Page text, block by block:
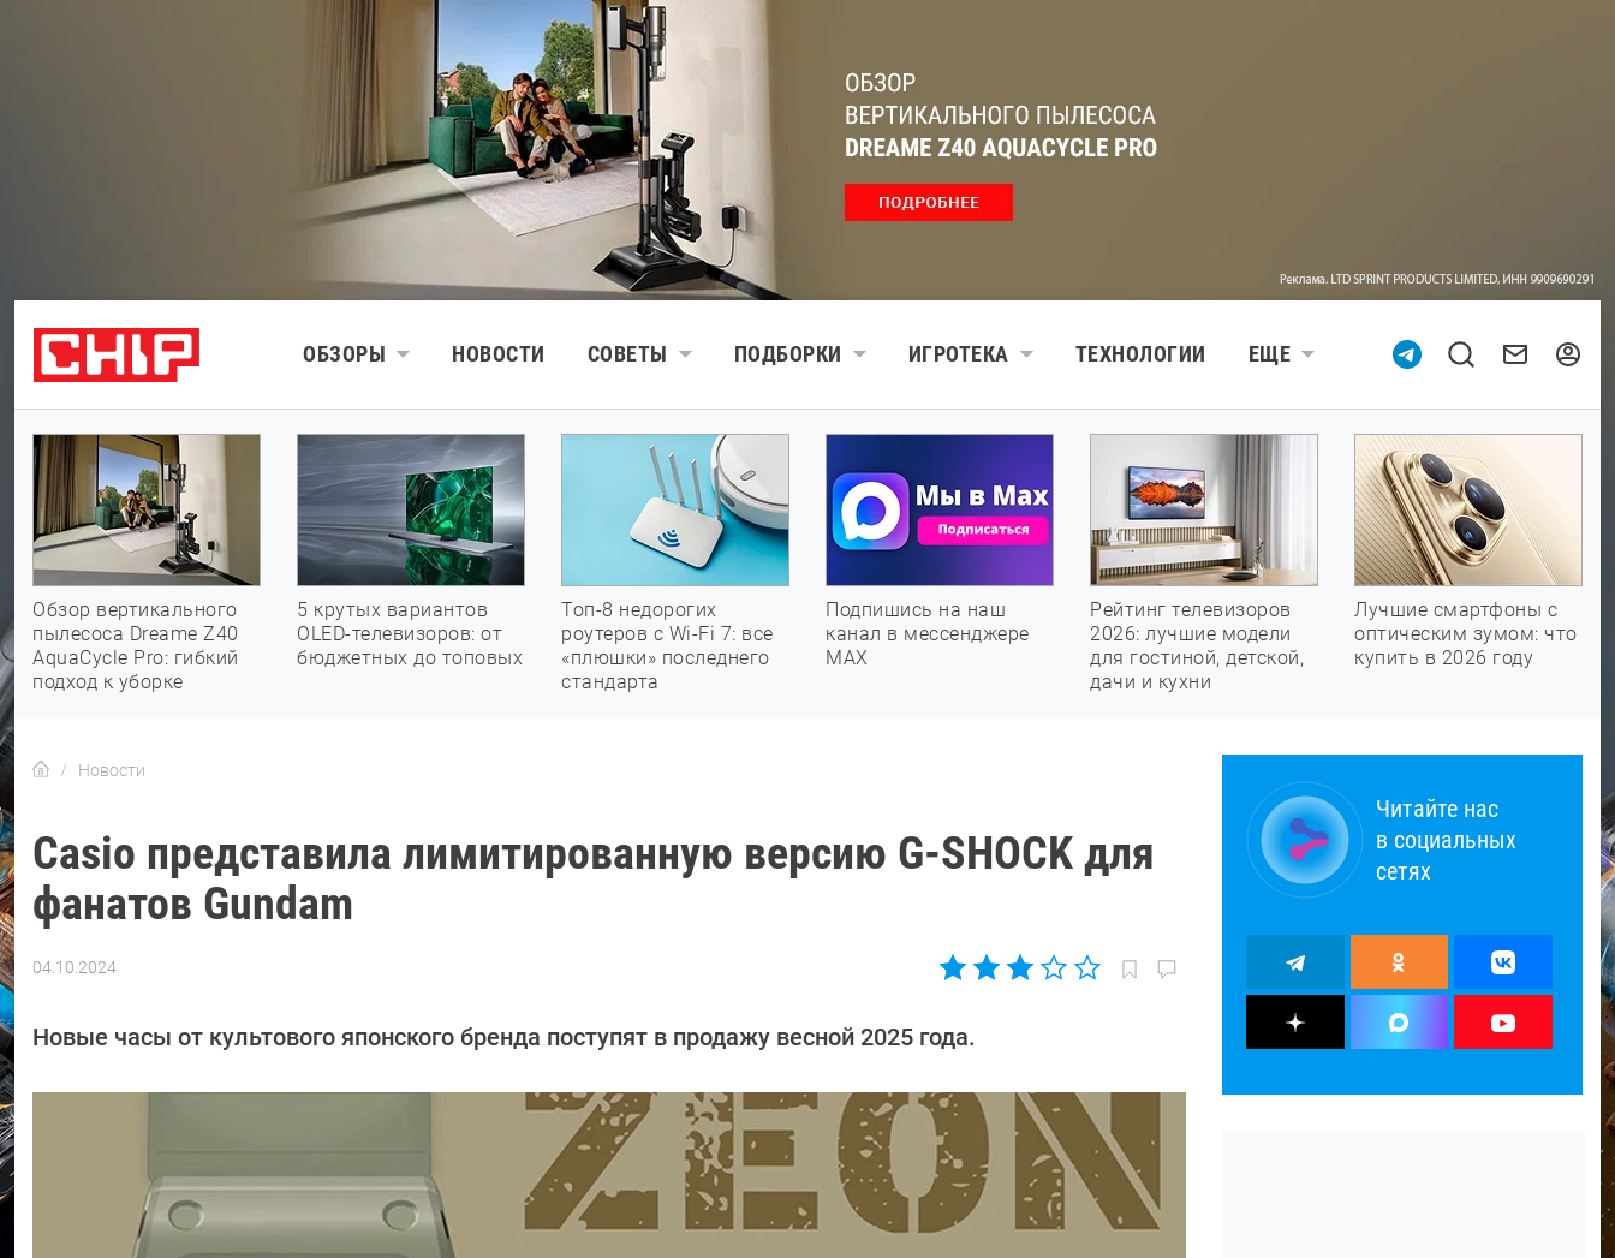
ОБЗОРЫ НОВОСТИ СОВЕТЫ ПОДБОРКИ ИГРОТЕКА ТЕХНОЛОГИИ ЕЩЕ
Обзор вертикального
пылесоса Dreame Z40
AquaCycle Pro: гибкий
подход к уборке
5 крутых вариантов
OLED-телевизоров: от
бюджетных до топовых
Топ-8 недорогих
роутеров с Wi-Fi 7: все
«плюшки» последнего
стандарта
Подпишись на наш
канал в мессенджере
МАХ
Рейтинг телевизоров
2026: лучшие модели
для гостиной, детской,
дачи и кухни
Лучшие смартфоны с
оптическим зумом: что
купить в 2026 году
Новости
Casio представила лимитированную версию G-SHOCK для
фанатов Gundam
04.10.2024
Довлатова
Новые часы от культового японского бренда поступят в продажу весной 2025 года.
Читайте нас
в социальных
сетях